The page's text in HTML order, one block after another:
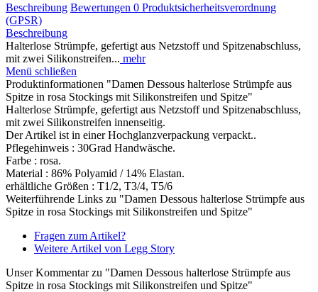
Beschreibung Bewertungen 0 Produktsicherheitsverordnung
(GPSR)
Beschreibung
Halterlose Strümpfe, gefertigt aus Netzstoff und Spitzenabschluss,
mit zwei Silikonstreifen... mehr
Menü schließen
Produktinformationen "Damen Dessous halterlose Strümpfe aus
Spitze in rosa Stockings mit Silikonstreifen und Spitze"
Halterlose Strümpfe, gefertigt aus Netzstoff und Spitzenabschluss,
mit zwei Silikonstreifen innenseitig.
Der Artikel ist in einer Hochglanzverpackung verpackt..
Pflegehinweis : 30Grad Handwäsche.
Farbe : rosa.
Material : 86% Polyamid / 14% Elastan.
erhältliche Größen : T1/2, T3/4, T5/6
Weiterführende Links zu "Damen Dessous halterlose Strümpfe aus
Spitze in rosa Stockings mit Silikonstreifen und Spitze"
Fragen zum Artikel?
Weitere Artikel von Legg Story
Unser Kommentar zu "Damen Dessous halterlose Strümpfe aus
Spitze in rosa Stockings mit Silikonstreifen und Spitze"